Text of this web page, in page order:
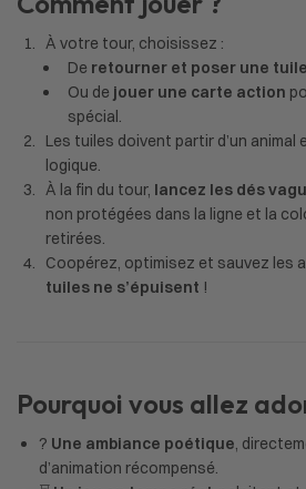
À votre tour, choisissez :
De retourner et poser une tuile
Ou de jouer une carte action
spécial.
Les tuiles doivent partir d’un animal
logique.
À la fin du tour, lancez les dés
non protégées dans la ligne et la
retirées.
Coopérez, optimisez et sauvez les
tuiles ne s’épuisent !
Pourquoi vous allez
? Une ambiance poétique,
d’animation récompensé.